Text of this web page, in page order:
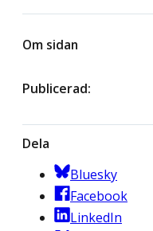
Om sidan
Publicerad
Dela
Bluesky
Facebook
LinkedIn